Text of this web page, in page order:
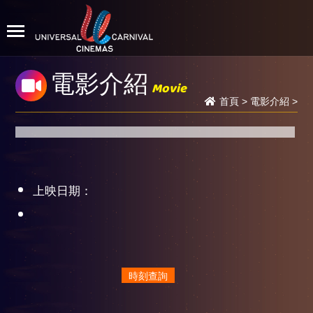
電影介紹 Movie
首頁> 電影介紹 >
上映日期：
時刻查詢